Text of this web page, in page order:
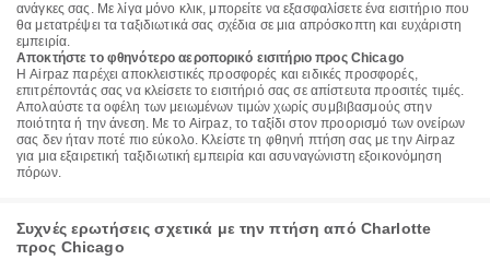
ανάγκες σας. Με λίγα μόνο κλικ, μπορείτε να εξασφαλίσετε ένα εισιτήριο που
θα μετατρέψει τα ταξιδιωτικά σας σχέδια σε μια απρόσκοπτη και ευχάριστη
εμπειρία.
Αποκτήστε το φθηνότερο αεροπορικό εισιτήριο προς Chicago
Η Airpaz παρέχει αποκλειστικές προσφορές και ειδικές προσφορές,
επιτρέποντάς σας να κλείσετε το εισιτήριό σας σε απίστευτα προσιτές τιμές.
Απολαύστε τα οφέλη των μειωμένων τιμών χωρίς συμβιβασμούς στην
ποιότητα ή την άνεση. Με το Airpaz, το ταξίδι στον προορισμό των ονείρων
σας δεν ήταν ποτέ πιο εύκολο. Κλείστε τη φθηνή πτήση σας με την Airpaz
για μια εξαιρετική ταξιδιωτική εμπειρία και ασυναγώνιστη εξοικονόμηση
πόρων.
Συχνές ερωτήσεις σχετικά με την πτήση από Charlotte
προς Chicago